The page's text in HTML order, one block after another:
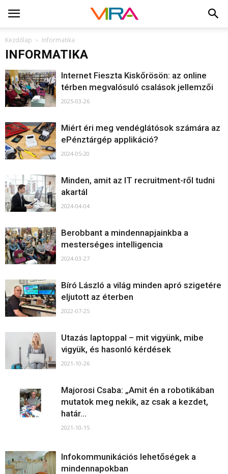
Kezdőlap Informatika
INFORMATIKA
Internet Fieszta Kiskőrösön: az online
térben megvalósuló csalások jellemzői
2025-03-26
Miért éri meg vendéglátósok számára az
ePénztárgép applikáció?
2024-05-20
Minden, amit az IT recruitment-ről tudni
akartál
2024-04-04
Berobbant a mindennapjainkba a
mesterséges intelligencia
2024-03-27
Bíró László a világ minden apró szigetére
eljutott az éterben
2022-07-25
Utazás laptoppal – mit vigyünk, mibe
vigyük, és hasonló kérdések
2021-10-26
Majorosi Csaba: „Amit én a robotikában
mutatok meg nekik, az csak a kezdet,
határ...
2021-10-15
Infokommunikációs lehetőségek a
mindennapokban